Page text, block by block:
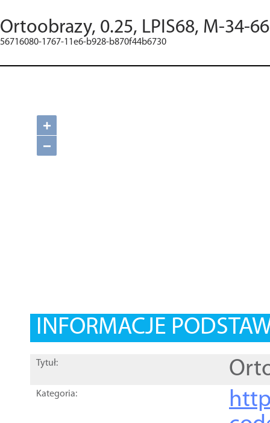
Ortoobrazy, 0.25, LPIS68, M-34-
56716080-1767-11e6-b928-b870f44b6730
+
−
INFORMACJE
Tytuł:
Kategoria: